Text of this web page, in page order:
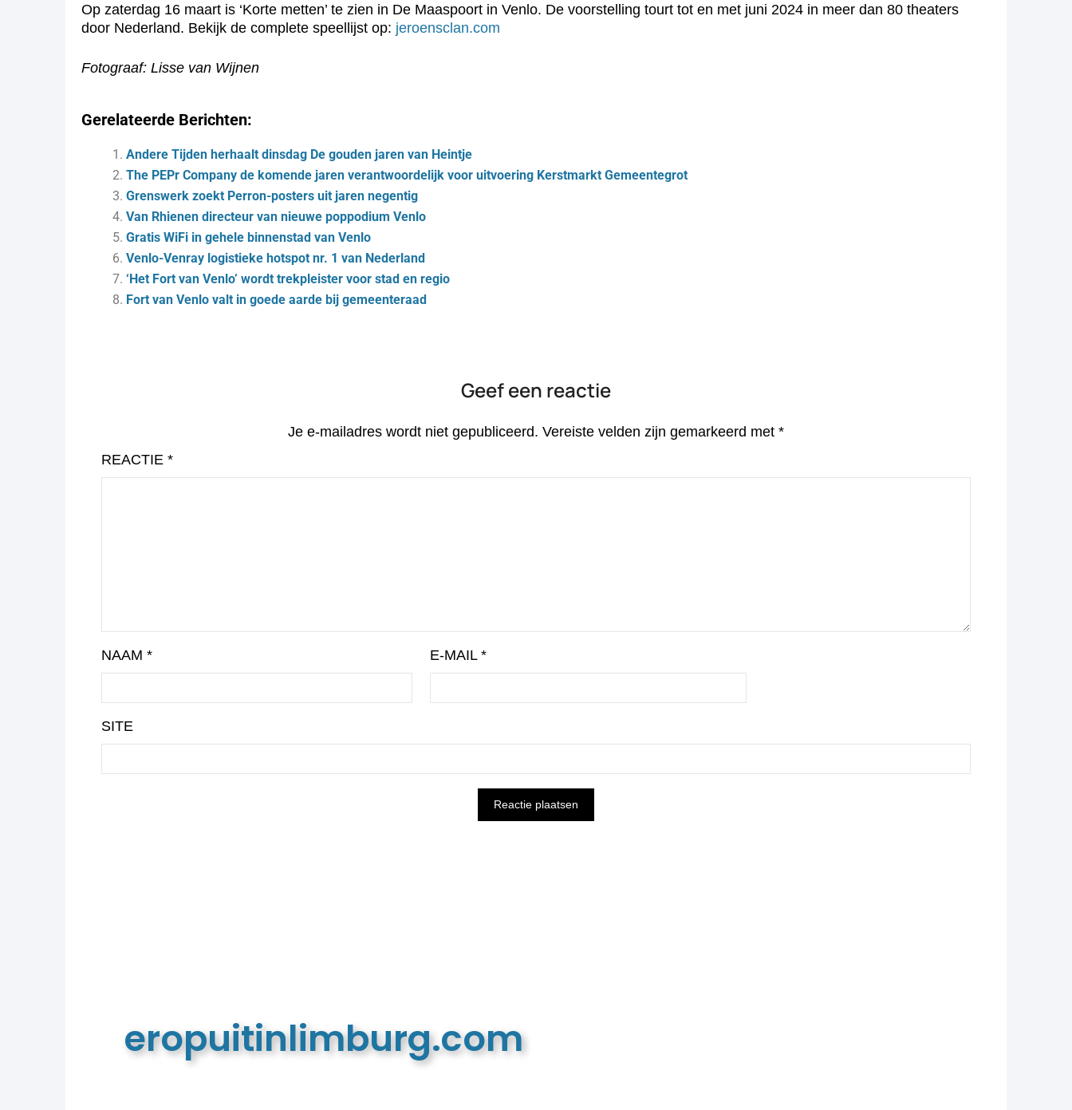
Op zaterdag 16 maart is ‘Korte metten’ te zien in De Maaspoort in Venlo. De voorstelling tourt tot en met juni 2024 in meer dan 80 theaters
door Nederland. Bekijk de complete speellijst op: jeroensclan.com
Fotograaf: Lisse van Wijnen
Gerelateerde Berichten:
Andere Tijden herhaalt dinsdag De gouden jaren van Heintje
The PEPr Company de komende jaren verantwoordelijk voor uitvoering Kerstmarkt Gemeentegrot
Grenswerk zoekt Perron-posters uit jaren negentig
Van Rhienen directeur van nieuwe poppodium Venlo
Gratis WiFi in gehele binnenstad van Venlo
Venlo-Venray logistieke hotspot nr. 1 van Nederland
‘Het Fort van Venlo’ wordt trekpleister voor stad en regio
Fort van Venlo valt in goede aarde bij gemeenteraad
Geef een reactie
Je e-mailadres wordt niet gepubliceerd. Vereiste velden zijn gemarkeerd met *
REACTIE *
NAAM * E-MAIL *
SITE
eropuitinlimburg.com